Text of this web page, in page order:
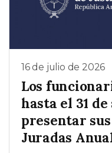
16 de julio de 2026
Los
hasta el 31
presentar
Juradas